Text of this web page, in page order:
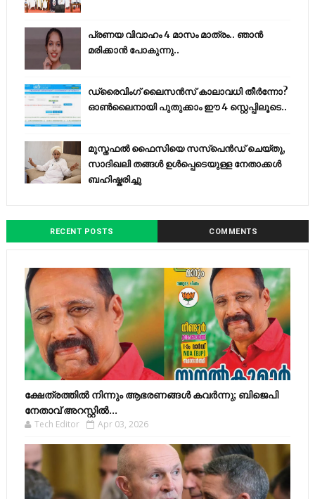
പ്രണയ വിവാഹം 4 മാസം മാത്രം.. ഞാൻ
മരിക്കാൻ പോകുന്നു..
ഡ്രൈവിംഗ് ലൈസൻസ് കാലാവധി തീർന്നോ?
ഓൺലൈനായി പുതുക്കാം ഈ 4 സ്റ്റെപ്പിലൂടെ..
മുസ്തഫൽ ഫൈസിയെ സസ്‌പെൻഡ് ചെയ്തു,
സാദിഖലി തങ്ങൾ ഉൾപ്പെടെയുള്ള നേതാക്കൾ
ബഹിഷ്കരിച്ചു
RECENT POSTS COMMENTS
ക്ഷേത്രത്തിൽ നിന്നും ആഭരണങ്ങൾ കവർന്നു; ബിജെപി
നേതാവ് അറസ്റ്റിൽ...
Tech Editor Apr 03, 2026